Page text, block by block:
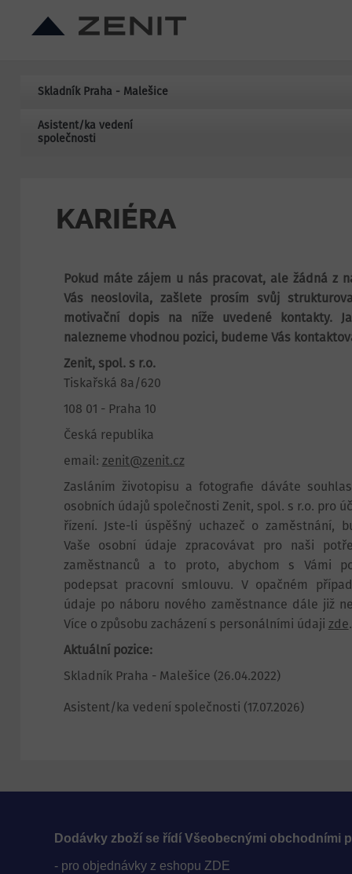
Skladník Praha - Malešice
Asistent/ka vedení
společnosti
KARIÉRA
Pokud máte zájem u nás pracovat, ale žádná z
Vás neoslovila, zašlete prosím svůj
motivační dopis na níže uvedené kontakty.
nalezneme vhodnou pozici, budeme Vás
Zenit, spol. s r.o.
Tiskařská 8a/620
108 01 - Praha 10
Česká republika
email: zenit@zenit.cz
Zasláním životopisu a fotografie dáváte
osobních údajů společnosti Zenit, spol. s r.o. pro
řízení. Jste-li úspěšný uchazeč o zaměstnání,
Vaše osobní údaje zpracovávat pro naši
zaměstnanců a to proto, abychom s Vámi
podepsat pracovní smlouvu. V opačném
údaje po náboru nového zaměstnance dále již
Více o způsobu zacházení s personálními údaji zde.
Aktuální pozice:
Skladník Praha - Malešice (26.04.2022)
Asistent/ka vedení společnosti (17.07.2026)
Dodávky zboží se řídí Všeobecnými obchodními
- pro objednávky z eshopu ZDE